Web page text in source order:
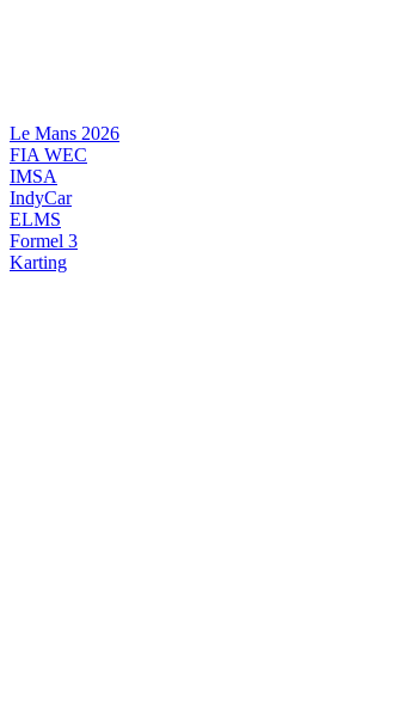
Le Mans 2026
FIA WEC
IMSA
IndyCar
ELMS
Formel 3
Karting